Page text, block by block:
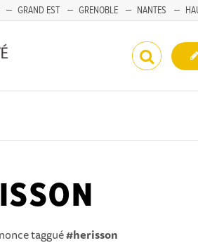
GRAND EST GRENOBLE NANTES
taggué#herisson